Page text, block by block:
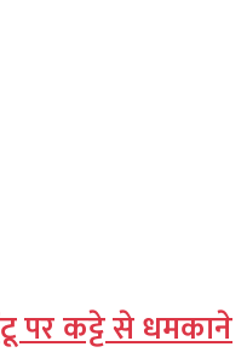
पर कट्टे से धमकाने